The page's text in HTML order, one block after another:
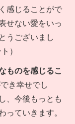
感じることがで
せない愛をいっ
うございまし
）
ものを感じるこ
き幸せでし
、今後もっとも
っていきます。